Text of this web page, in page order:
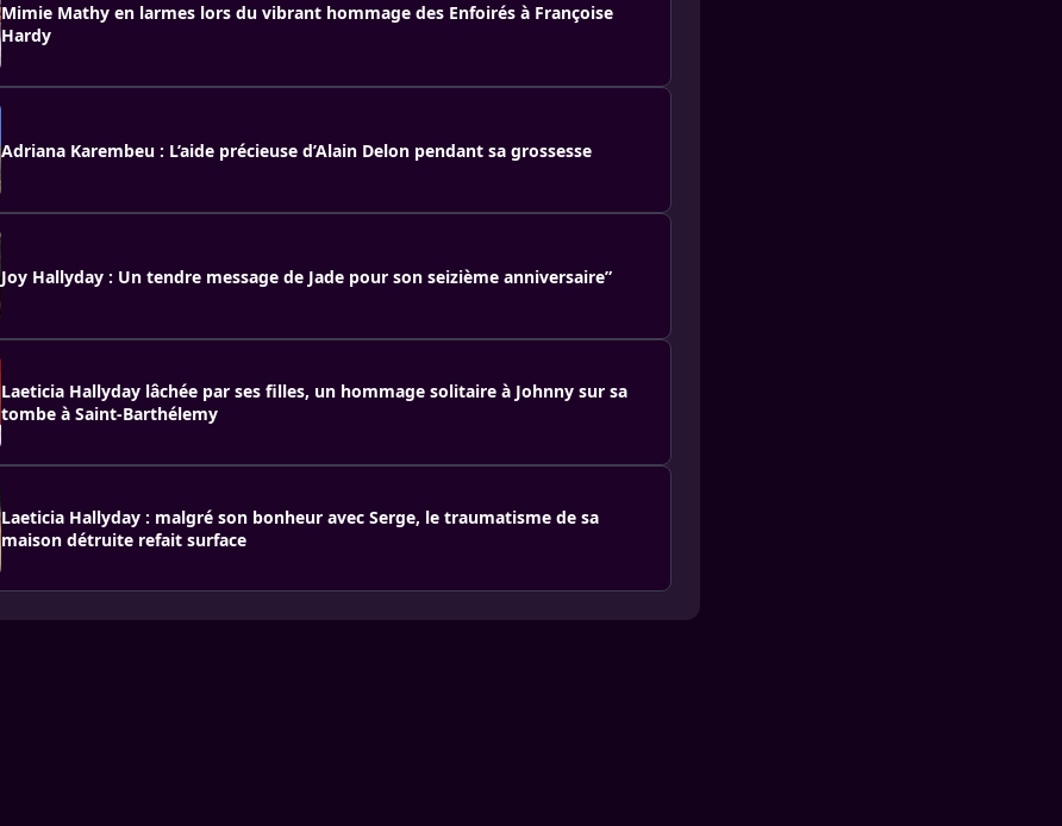
Mimie Mathy en larmes lors du vibrant hommage des Enfoirés à Françoise
Hardy
Adriana Karembeu : L’aide précieuse d’Alain Delon pendant sa grossesse
Joy Hallyday : Un tendre message de Jade pour son seizième anniversaire”
Laeticia Hallyday lâchée par ses filles, un hommage solitaire à Johnny sur sa
tombe à Saint-Barthélemy
Laeticia Hallyday : malgré son bonheur avec Serge, le traumatisme de sa
maison détruite refait surface